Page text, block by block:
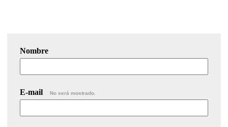
Nombre
E-mail No será mostrado.